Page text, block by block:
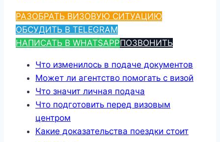
РАЗОБРАТЬ ВИЗОВУЮ СИТУАЦИЮ
ОБСУДИТЬ В TELEGRAM
НАПИСАТЬ В WHATSAPPПОЗВОНИТЬ
Что изменилось в подаче документов
Может ли агентство помогать с визой
Что значит личная подача
Что подготовить перед визовым
центром
Какие доказательства поездки стоит